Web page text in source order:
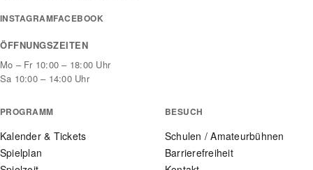
INSTAGRAMFACEBOOK
ÖFFNUNGSZEITEN
Mo – Fr 10:00 – 18:00 Uhr
Sa 10:00 – 14:00 Uhr
PROGRAMM
Kalender & Tickets
Spielplan
BESUCH
Schulen / Amateurbühnen
Barrierefreiheit